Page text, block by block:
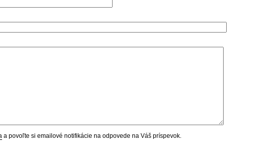
a povoľte si emailové notifikácie na odpovede na Váš príspevok.